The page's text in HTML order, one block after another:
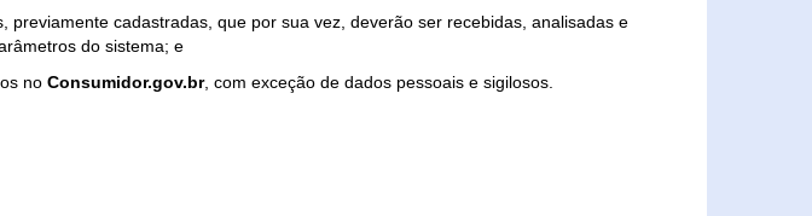
cadastradas, que por sua vez, deverão ser recebidas, analisadas e
do sistema; e
no Consumidor.gov.br, com exceção de dados pessoais e sigilosos.